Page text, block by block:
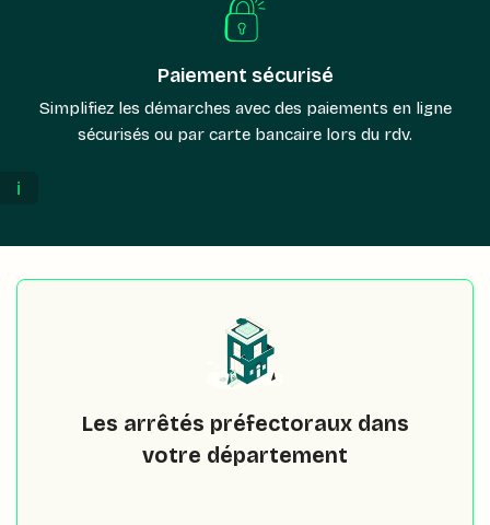
Paiement sécurisé
Simplifiez les démarches avec des paiements en ligne
sécurisés ou par carte bancaire lors du rdv.
Les arrêtés préfectoraux dans
votre département
ℹ️